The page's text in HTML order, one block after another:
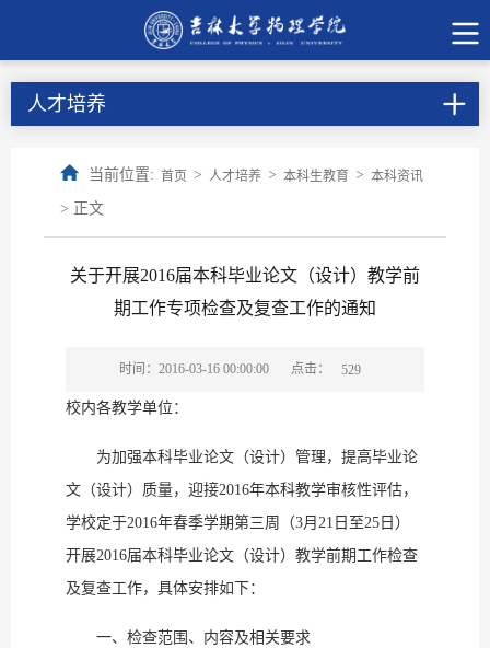
人才培养
当前位置: 首页 > 人才培养 > 本科生教育 > 本科资讯
> 正文
关于开展2016届本科毕业论文（设计）教学前
期工作专项检查及复查工作的通知
时间：2016-03-16 00:00:00 点击： 529
校内各教学单位：
为加强本科毕业论文（设计）管理，提高毕业论
文（设计）质量，迎接2016年本科教学审核性评估，
学校定于2016年春季学期第三周（3月21日至25日）
开展2016届本科毕业论文（设计）教学前期工作检查
及复查工作，具体安排如下：
一、检查范围、内容及相关要求